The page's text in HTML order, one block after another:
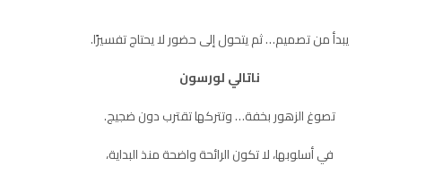
يبدأ من تصميم… ثم يتحول إلى حضور لا يحتاج تفسيرًا.
ناتالي لورسون
تصوغ الزهور بخفة… وتتركها تقترب دون ضجيج.
في أسلوبها، لا تكون الرائحة واضحة منذ البداية،